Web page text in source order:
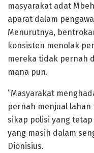
masyarakat adat
aparat dalam
Menurutnya,
konsisten menolak
mereka tidak pernah
mana pun.
​”Masyarakat
pernah menjual lahan
sikap polisi yang
yang masih dalam
Dionisius.